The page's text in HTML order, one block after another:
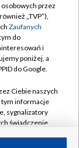
przez
„TVP”),
Zaufanych
do
i
poniżej, a
do Google.
Ciebie naszych
tym informacje
sygnalizatory
świadczenie